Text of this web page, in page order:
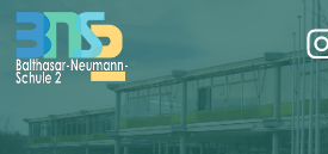
ÜBER UNS
BILDUNGSANGEBOTE